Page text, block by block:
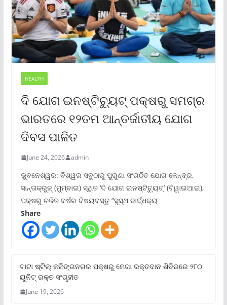
HEALTH
ଦି ଯୋଗ ଇନଷ୍ଟିଚ୍ୟୁଟ୍ ପକ୍ଷରୁ ସମଗ୍ର
ଭାରତରେ ୧୨ତମ ଆନ୍ତର୍ଜାତୀୟ ଯୋଗ
ଦିବସ ପାଳିତ
June 24, 2026 admin
ଭୁବନେଶ୍ୱର: ବିଶ୍ୱର ସବୁଠାରୁ ପୁରୁଣା ସଂଗଠିତ ଯୋଗ କେନ୍ଦ୍ର,
ସାନ୍ତାକ୍ରୁଜ୍ (ମୁମ୍ବାଇ) ସ୍ଥିତ ‘ଦି ଯୋଗ ଇନଷ୍ଟିଚ୍ୟୁଟ୍‌’ (ଟିୱାଇଆଇ),
ପକ୍ଷରୁ ଚଳିତ ବର୍ଷର ବିଷୟବସ୍ତୁ “ସୁସ୍ଥ ବାର୍ଦ୍ଧକ୍ୟ
Share
ଟାଟା ଷ୍ଟିଲ୍‌ କଳିଙ୍ଗନଗର ପକ୍ଷରୁ ମେଗା ରକ୍ତଦାନ ଶିବିରରେ ୨୮୦
ୟୁନିଟ୍‌ ରକ୍ତ ସଂଗୃହୀତ
June 19, 2026